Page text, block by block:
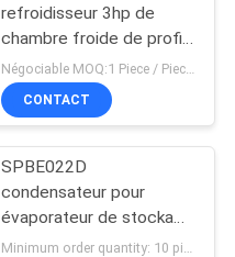
refroidisseur 3hp de
chambre froide de profil
haut 380/400 VCA
actionnant Voltag pour
l'ingénierie
Négociable MOQ:1 Piece / Pieces
CONTACT
SPBE022D
condensateur pour
évaporateur de stockage
au froid pour chambre